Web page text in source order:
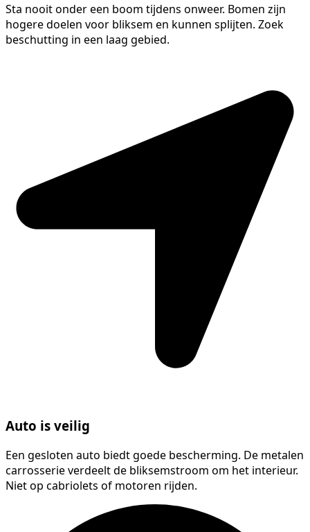
Sta nooit onder een boom tijdens onweer. Bomen zijn
hogere doelen voor bliksem en kunnen splijten. Zoek
beschutting in een laag gebied.
Auto is veilig
Een gesloten auto biedt goede bescherming. De metalen
carrosserie verdeelt de bliksemstroom om het interieur.
Niet op cabriolets of motoren rijden.